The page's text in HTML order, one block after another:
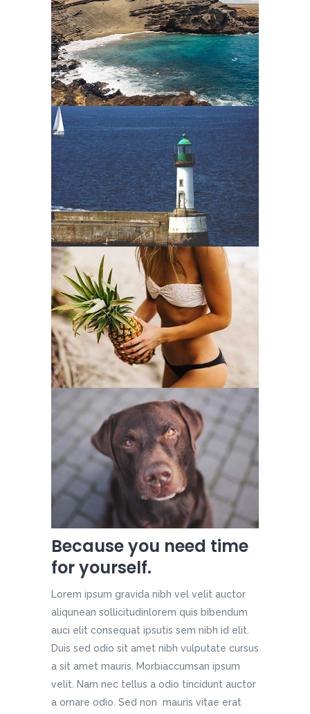
Because you need time
for yourself.
Lorem ipsum gravida nibh vel velit auctor
aliqunean sollicitudinlorem quis bibendum
auci elit consequat ipsutis sem nibh id elit.
Duis sed odio sit amet nibh vulputate cursus
a sit amet mauris. Morbiaccumsan ipsum
velit. Nam nec tellus a odio tincidunt auctor
a ornare odio. Sed non mauris vitae erat